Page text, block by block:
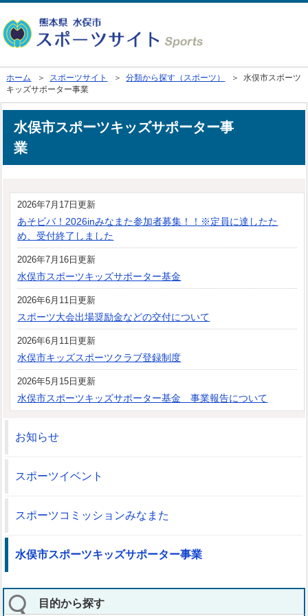
ホーム ＞ スポーツサイト ＞分類から探す（スポーツ）
＞ 水俣市スポーツ
キッズサポーター事業
水俣市スポーツキッズサポーター事
業
2026年7月17日更新
あそビバ！2026inみなまた参加者募集！！※定員に達したた
め、受付終了しました
2026年7月16日更新
水俣市スポーツキッズサポーター基金
2026年6月11日更新
スポーツ大会出場奨励金などの交付について
2026年6月11日更新
水俣市キッズスポーツクラブ登録制度
2026年5月15日更新
水俣市スポーツキッズサポーター基金 事業報告について
お知らせ
スポーツイベント
スポーツコミッションみなまた
水俣市スポーツキッズサポーター事業
目的から探す